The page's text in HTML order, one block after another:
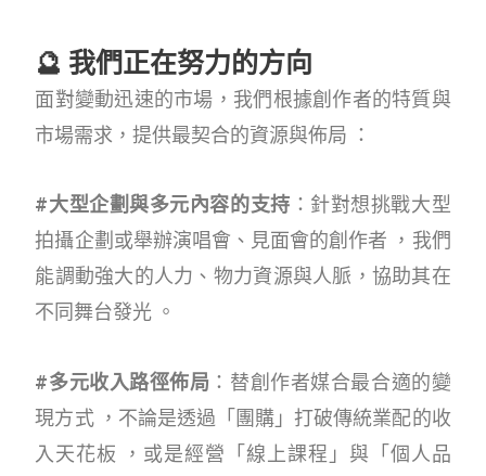
🔮 我們正在努力的方向
面對變動迅速的市場，我們根據創作者的特質與
市場需求，提供最契合的資源與佈局 ：
#大型企劃與多元內容的支持 ：針對想挑戰大型
拍攝企劃或舉辦演唱會、見面會的創作者 ，我們
能調動強大的人力、物力資源與人脈，協助其在
不同舞台發光 。
#多元收入路徑佈局 ：替創作者媒合最合適的變
現方式 ，不論是透過「團購」打破傳統業配的收
入天花板 ，或是經營「線上課程」與「個人品